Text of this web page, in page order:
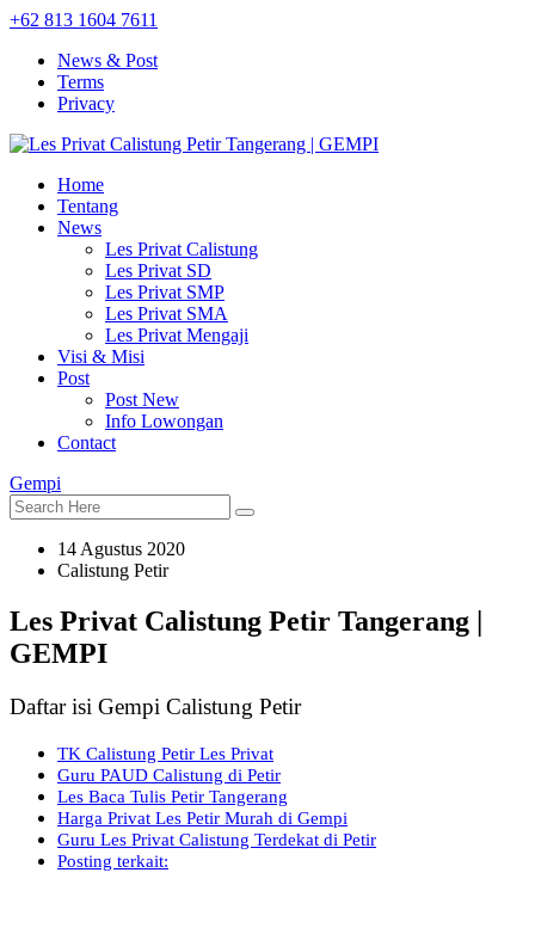
+62 813 1604 7611
News & Post
Terms
Privacy
Home
Tentang
News
Les Privat Calistung
Les Privat SD
Les Privat SMP
Les Privat SMA
Les Privat Mengaji
Visi & Misi
Post
Post New
Info Lowongan
Contact
Gempi
14 Agustus 2020
Calistung Petir
Les Privat Calistung Petir Tangerang |
GEMPI
Daftar isi Gempi Calistung Petir
TK Calistung Petir Les Privat
Guru PAUD Calistung di Petir
Les Baca Tulis Petir Tangerang
Harga Privat Les Petir Murah di Gempi
Guru Les Privat Calistung Terdekat di Petir
Posting terkait: